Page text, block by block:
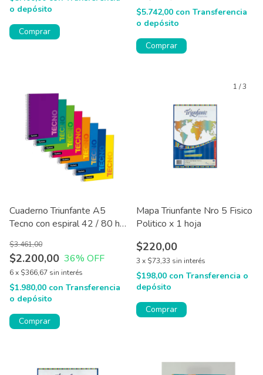
o depósito
Comprar
$5.742,00 con Transferencia
o depósito
Comprar
Cuaderno Triunfante A5
Tecno con espiral 42 / 80 hjs
$2.200,00
$3.461,00
36% OFF
6x $366,67 sin interés
$1.980,00 con Transferencia
o depósito
Comprar
1 /3
Mapa Triunfante Nro 5 Fisico
Politico x 1 hoja
$220,00
3 x $73,33 sin interés
$198,00 con Transferencia o
depósito
Comprar